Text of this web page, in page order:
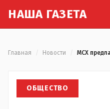
НАША ГАЗЕТА
Главная Новости
ОБЩЕСТВО